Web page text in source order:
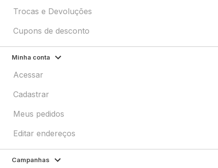
Trocas e Devoluções
Cupons de desconto
Minha conta
Acessar
Cadastrar
Meus pedidos
Editar endereços
Campanhas